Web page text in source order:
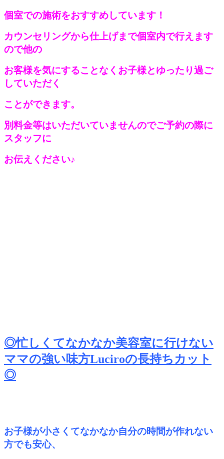
個室での施術をおすすめしています！
カウンセリングから仕上げまで個室内で行えます
ので他の
お客様を気にすることなくお子様とゆったり過ご
していただく
ことができます。
別料金等はいただいていませんのでご予約の際に
スタッフに
お伝えください♪
◎忙しくてなかなか美容室に行けない
ママの強い味方Luciroの長持ちカット
◎
お子様が小さくてなかなか自分の時間が作れない
方でも安心、